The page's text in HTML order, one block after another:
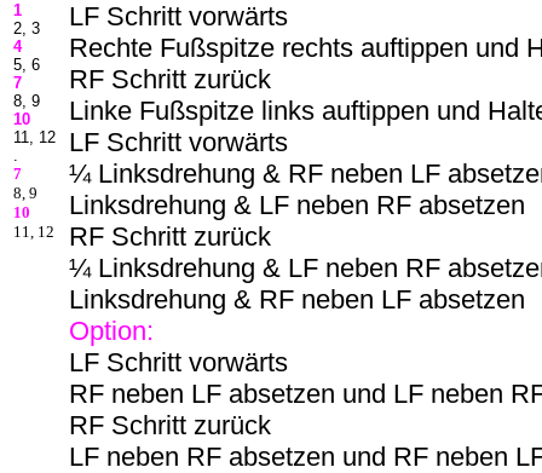
1
2, 3
4
5, 6
7
8, 9
10
11, 12
.
7
8, 9
10
11, 12
LF Schritt vorwärts
Rechte Fußspitze rechts auftippen und
RF Schritt zurück
Linke Fußspitze links auftippen und
LF Schritt vorwärts
¼ Linksdrehung & RF neben LF
Linksdrehung & LF neben RF absetzen
RF Schritt zurück
¼ Linksdrehung & LF neben RF
Linksdrehung & RF neben LF absetzen
Option:
LF Schritt vorwärts
RF neben LF absetzen und LF neben
RF Schritt zurück
LF neben RF absetzen und RF neben